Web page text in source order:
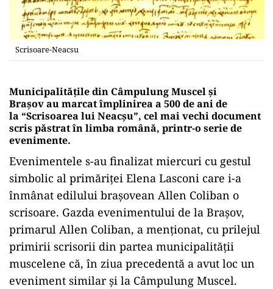
Scrisoare-Neacsu
Municipalităţile din Câmpulung Muscel şi
Braşov au marcat împlinirea a 500 de ani de
la “Scrisoarea lui Neacşu”, cel mai vechi document
scris păstrat în limba română, printr-o serie de
evenimente.
Evenimentele s-au finalizat miercuri cu gestul
simbolic al primăriţei Elena Lasconi care i-a
înmânat edilului braşovean Allen Coliban o
scrisoare. Gazda evenimentului de la Braşov,
primarul Allen Coliban, a menţionat, cu prilejul
primirii scrisorii din partea municipalităţii
muscelene că, în ziua precedentă a avut loc un
eveniment similar şi la Câmpulung Muscel.